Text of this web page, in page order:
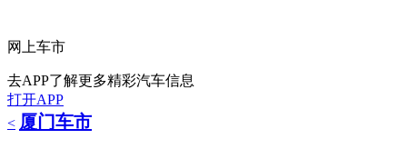
网上车市
去APP了解更多精彩汽车信息
打开APP
< 厦门车市